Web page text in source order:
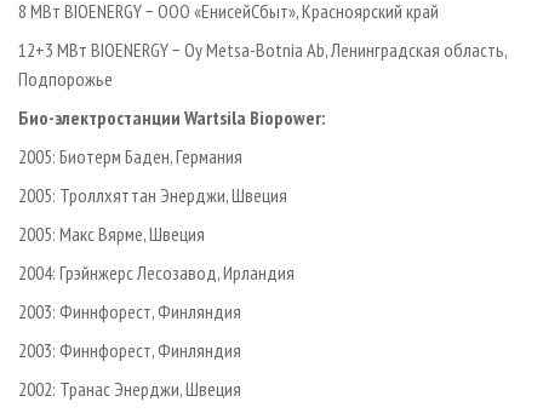
8 МВт BIOENERGY − ООО «ЕнисейСбыт», Красноярский край
12+3 МВт BIOENERGY − Oy Metsa-Botnia Ab, Ленинградская область,
Подпорожье
Био-электростанции Wartsila Biopower:
2005: Биотерм Баден, Германия
2005: Троллхяттан Энерджи, Швеция
2005: Макс Вярме, Швеция
2004: Грэйнжерс Лесозавод, Ирландия
2003: Финнфорест, Финляндия
2003: Финнфорест, Финляндия
2002: Транас Энерджи, Швеция